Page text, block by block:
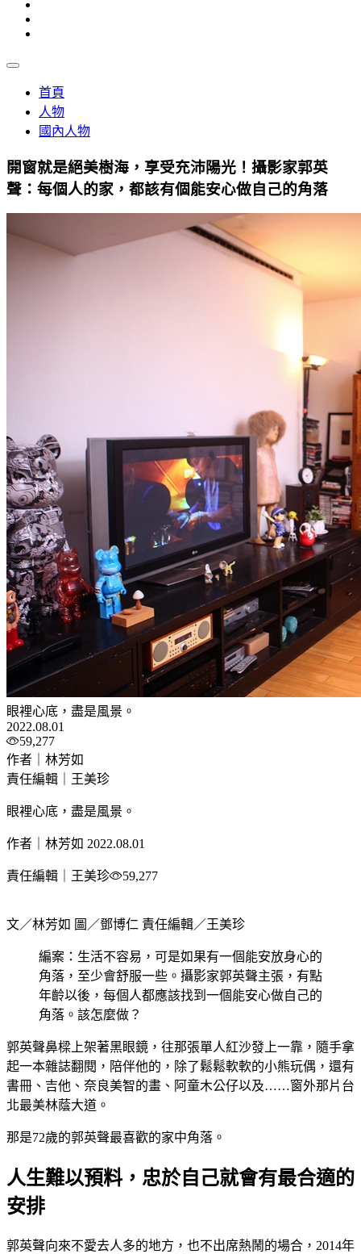
首頁
人物
國內人物
開窗就是絕美樹海，享受充沛陽光！攝影家郭英
聲：每個人的家，都該有個能安心做自己的角落
眼裡心底，盡是風景。
2022.08.01
59,277
作者｜林芳如
責任編輯｜王美珍
眼裡心底，盡是風景。
作者｜林芳如 2022.08.01
責任編輯｜王美珍 59,277
文／林芳如 圖／鄧博仁 責任編輯／王美珍
編案：生活不容易，可是如果有一個能安放身心的
角落，至少會舒服一些。攝影家郭英聲主張，有點
年齡以後，每個人都應該找到一個能安心做自己的
角落。該怎麼做？
郭英聲鼻樑上架著黑眼鏡，往那張單人紅沙發上一靠，隨手拿
起一本雜誌翻閱，陪伴他的，除了鬆鬆軟軟的小熊玩偶，還有
書冊、吉他、奈良美智的畫、阿童木公仔以及……窗外那片台
北最美林蔭大道。
那是72歲的郭英聲最喜歡的家中角落。
人生難以預料，忠於自己就會有最合適的
安排
郭英聲向來不愛去人多的地方，也不出席熱鬧的場合，2014年